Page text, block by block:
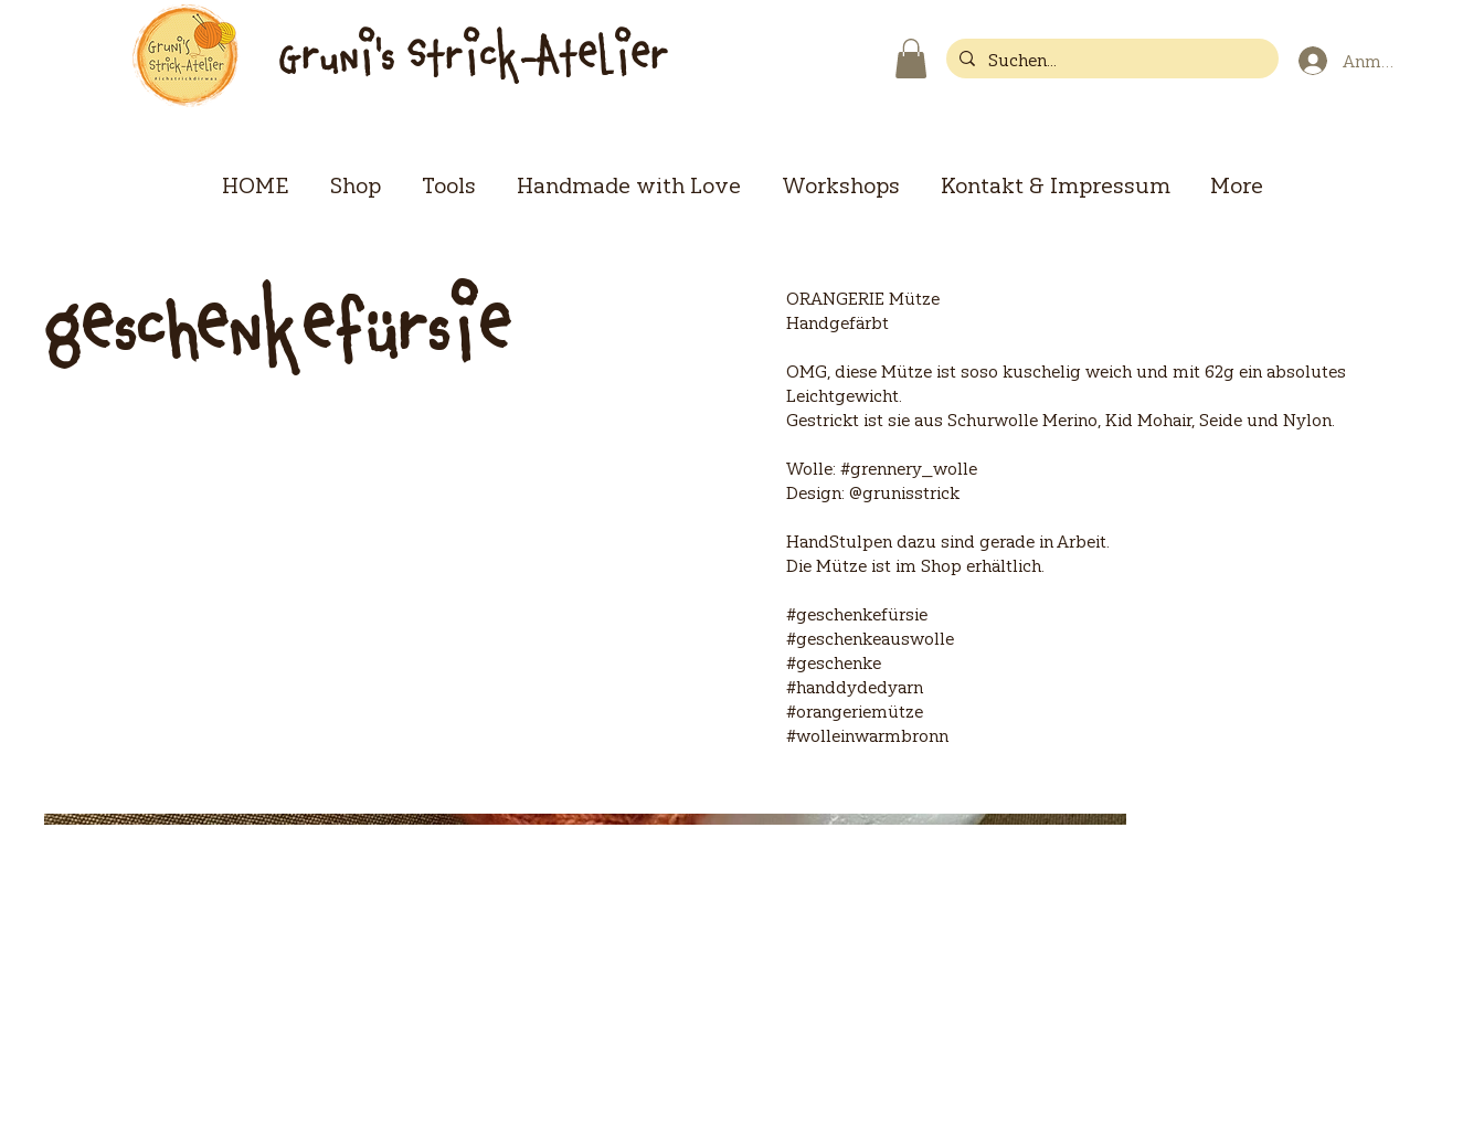
Gruni's Strick-Atelier Anmelden
HOME Shop Tools Handmade with Love Workshops Kontakt & Impressum More
geschenkefürsie
ORANGERIE Mütze
Handgefärbt
OMG, diese Mütze ist soso kuschelig weich und mit 62g ein absolutes
Leichtgewicht.
Gestrickt ist sie aus Schurwolle Merino, Kid Mohair, Seide und Nylon.
Wolle: #grennery_wolle
Design: @grunisstrick
HandStulpen dazu sind gerade in Arbeit.
Die Mütze ist im Shop erhältlich.
#geschenkefürsie
#geschenkeauswolle
#geschenke
#handdydedyarn
#orangeriemütze
#wolleinwarmbronn